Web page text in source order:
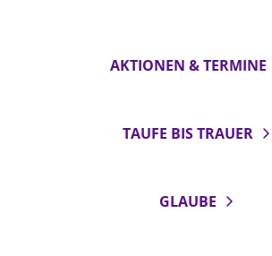
AKTIONEN & TERMINE
TAUFE BIS TRAUER
GLAUBE